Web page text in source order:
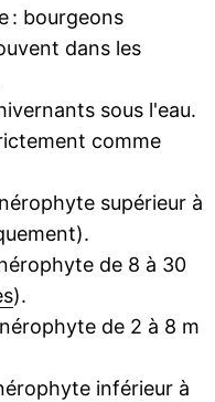
: bourgeons
dans les
sous l'eau.
comme
supérieur à
de 8 à 30
).
de 2 à 8 m
inférieur à